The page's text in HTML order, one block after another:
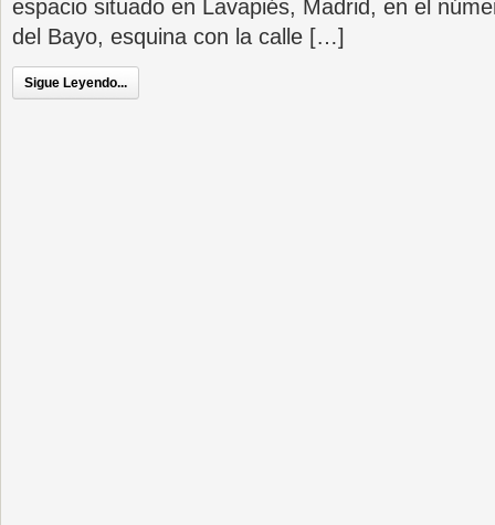
espacio situado en Lavapiés, Madrid, en el
del Bayo, esquina con la calle […]
Sigue Leyendo...